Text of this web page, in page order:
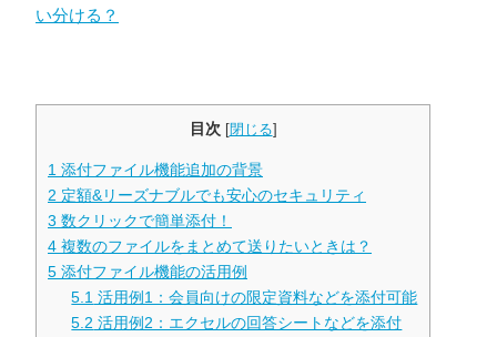
い分ける？
目次 [閉じる]
1 添付ファイル機能追加の背景
2 定額&リーズナブルでも安心のセキュリティ
3 数クリックで簡単添付！
4 複数のファイルをまとめて送りたいときは？
5 添付ファイル機能の活用例
5.1 活用例1：会員向けの限定資料などを添付可能
5.2 活用例2：エクセルの回答シートなどを添付